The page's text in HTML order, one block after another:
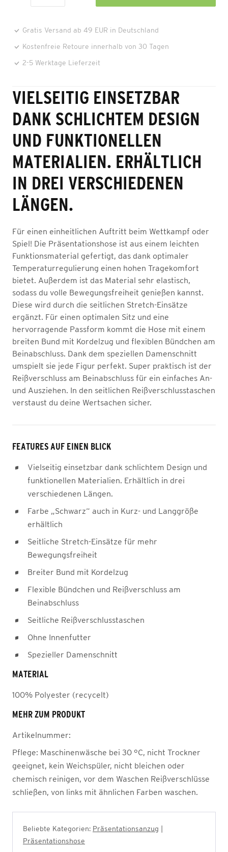
Gratis Versand ab 49 EUR in Deutschland
Kostenfreie Retoure innerhalb von 30 Tagen
2-5 Werktage Lieferzeit
VIELSEITIG EINSETZBAR
DANK SCHLICHTEM DESIGN
UND FUNKTIONELLEN
MATERIALIEN. ERHÄLTLICH
IN DREI VERSCHIEDENEN
LÄNGEN.
Für einen einheitlichen Auftritt beim Wettkampf oder
Spiel! Die Präsentationshose ist aus einem leichten
Funktionsmaterial gefertigt, das dank optimaler
Temperaturregulierung einen hohen Tragekomfort
bietet. Außerdem ist das Material sehr elastisch,
sodass du volle Bewegungsfreiheit genießen kannst.
Diese wird durch die seitlichen Stretch-Einsätze
ergänzt. Für einen optimalen Sitz und eine
hervorragende Passform kommt die Hose mit einem
breiten Bund mit Kordelzug und flexiblen Bündchen am
Beinabschluss. Dank dem speziellen Damenschnitt
umspielt sie jede Figur perfekt. Super praktisch ist der
Reißverschluss am Beinabschluss für ein einfaches An-
und Ausziehen. In den seitlichen Reißverschlusstaschen
verstaust du deine Wertsachen sicher.
FEATURES AUF EINEN BLICK
Vielseitig einsetzbar dank schlichtem Design und
funktionellen Materialien. Erhältlich in drei
verschiedenen Längen.
Farbe „Schwarz“ auch in Kurz- und Langgröße
erhältlich
Seitliche Stretch-Einsätze für mehr
Bewegungsfreiheit
Breiter Bund mit Kordelzug
Flexible Bündchen und Reißverschluss am
Beinabschluss
Seitliche Reißverschlusstaschen
Ohne Innenfutter
Spezieller Damenschnitt
MATERIAL
100% Polyester (recycelt)
MEHR ZUM PRODUKT
Artikelnummer:
Pflege: Maschinenwäsche bei 30 °C, nicht Trockner
geeignet, kein Weichspüler, nicht bleichen oder
chemisch reinigen, vor dem Waschen Reißverschlüsse
schließen, von links mit ähnlichen Farben waschen.
Beliebte Kategorien: Präsentationsanzug
Präsentationshose